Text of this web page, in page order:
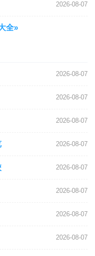
2026-08-07
全»
2026-08-07
2026-08-07
2026-08-07
2026-08-07
2026-08-07
2026-08-07
2026-08-07
2026-08-07